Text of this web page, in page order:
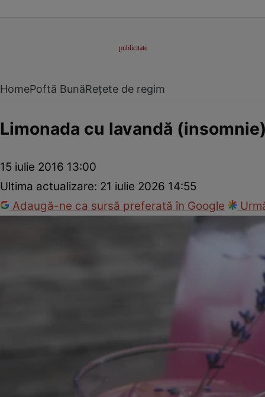
HomePoftă BunăRețete de regim
Limonada cu lavandă
15 iulie 2016 13:00
Ultima actualizare: 21 iulie 2026 14:55
Adaugă-ne ca sursă preferată în Google